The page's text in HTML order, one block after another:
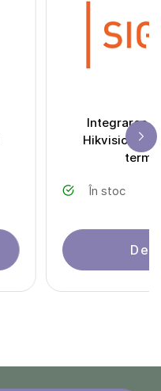
Integrarea
Hikvision
În stoc